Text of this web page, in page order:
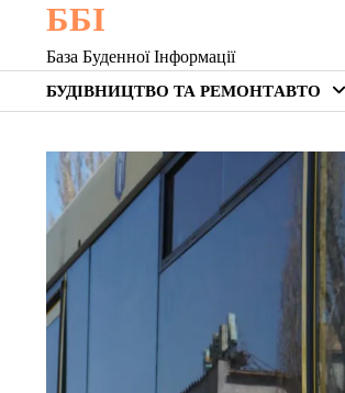
content
ББІ
База Буденної Інформації
БУДІВНИЦТВО ТА РЕМОНТАВТО